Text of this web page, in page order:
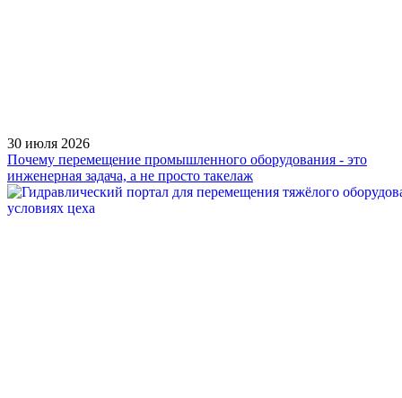
30 июля 2026
Почему перемещение промышленного оборудования - это
инженерная задача, а не просто такелаж